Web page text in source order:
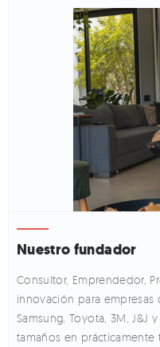
Nuestro fundador
Consultor, Emprendedor,
innovación para empresas
Samsung, Toyota, 3M,
tamaños en